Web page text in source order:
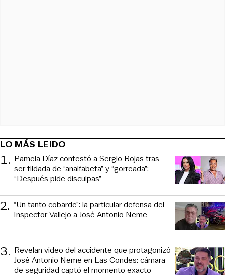
LO MÁS LEIDO
1. Pamela Díaz contestó a Sergio Rojas tras
ser tildada de “analfabeta” y “gorreada”:
“Después pide disculpas”
2. “Un tanto cobarde”: la particular defensa del
Inspector Vallejo a José Antonio Neme
3. Revelan video del accidente que protagonizó
José Antonio Neme en Las Condes: cámara
de seguridad captó el momento exacto